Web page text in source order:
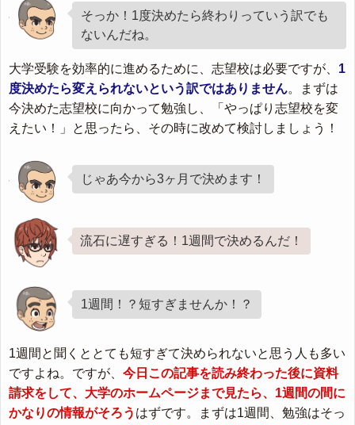
そっか！1度決めたら終わりっていう訳でも
ないんだね。
大学受験を効率的に進めるために、志望校は必要ですが、 1
度決めたら変えられないという訳ではありません。まずは
今決めた志望校に向かって勉強し、「やっぱり志望校を変
えたい！」と思ったら、その時に改めて検討しましょう！
じゃあ今から3ヶ月で決めます！
流石に遅すぎる！1週間で決めるんだ！
1週間！？短すぎませんか！？
1週間と聞くととても短すぎて決められないと思う人も多い
ですよね。ですが、 今日この記事を読み終わった後に資料
請求をして、大学のホームページまで見たら、1週間の間に
かなりの情報がそろう はずです。まずは1週間、勉強はそっ